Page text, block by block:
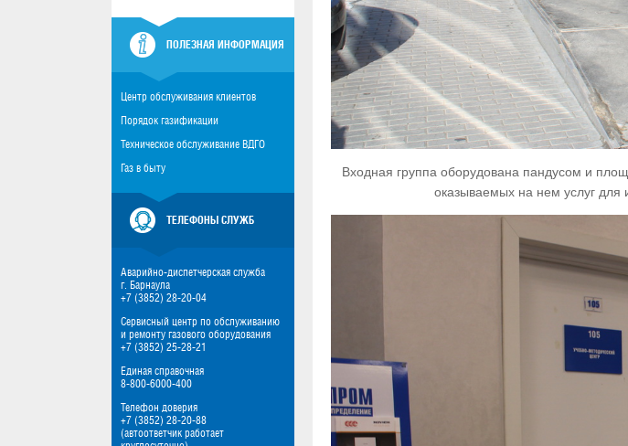
ПОЛЕЗНАЯ ИНФОРМАЦИЯ
Центр обслуживания клиентов
Порядок газификации
Техническое обслуживание ВДГО
Газ в быту
ТЕЛЕФОНЫ СЛУЖБ
Аварийно-диспетчерская служба
г. Барнаула
+7 (3852) 28-20-04
Сервисный центр по обслуживанию
и ремонту газового оборудования
+7 (3852) 25-28-21
Единая справочная
8-800-6000-400
Телефон доверия
+7 (3852) 28-20-88
(автоответчик работает
Входная группа оборудована пандусом и
оказываемых на нем услуг для